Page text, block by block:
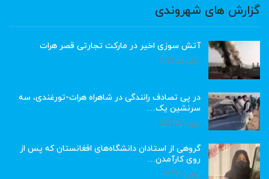
گزارش های شهروندی
آتش سوزی اخیر در مارکت تجارتی قصر هرات
ژوئن 22, 2023
در پی تصادف رانندگی در شاهراه هرات-تورغندی، سه
سرنشین یک…
ژوئن 15, 2023
گروهی از استادان دانشگاه‌های افغانستان که پس از
روی کارآمدن…
ژوئن 6, 2023